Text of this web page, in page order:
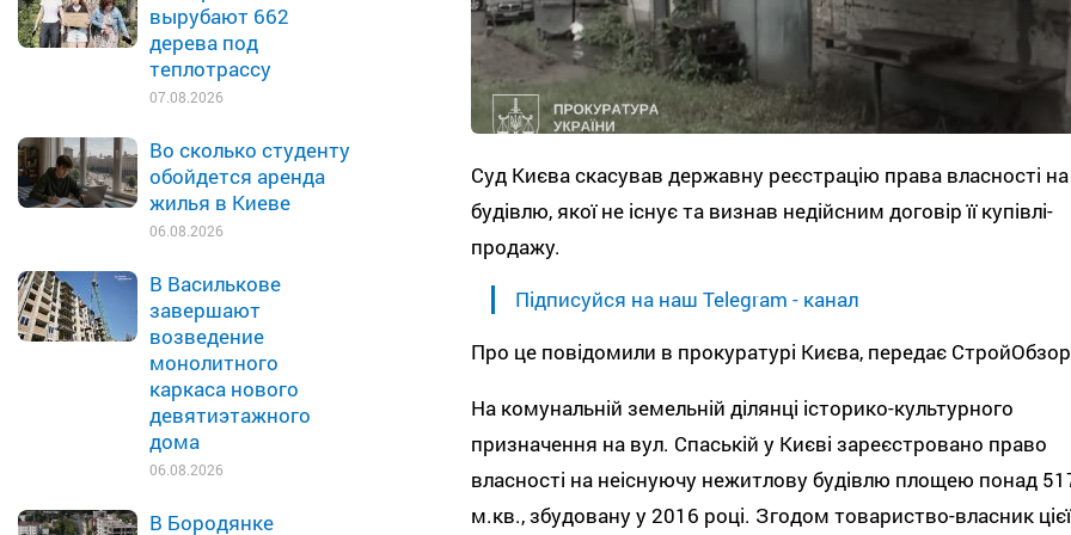
вырубают 662
дерева под
теплотрассу
07.08.2026
Во сколько студенту
обойдется аренда
жилья в Киеве
06.08.2026
В Василькове
завершают
возведение
монолитного
каркаса нового
девятиэтажного
дома
06.08.2026
В Бородянке
Суд Києва скасував державну реєстрацію права власності на
будівлю, якої не існує та визнав недійсним договір її купівлі-
продажу.
Підписуйся на наш Telegram - канал
Про це повідомили в прокуратурі Києва, передає
На комунальній земельній ділянці історико-культурного
призначення на вул. Спаській у Києві зареєстровано право
власності на неіснуючу нежитлову будівлю площею понад
м.кв., збудовану у 2016 році. Згодом товариство-власник цієї